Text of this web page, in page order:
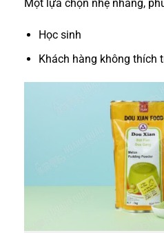
Một lựa chọn nhẹ nhàng,
Học sinh
Khách hàng không thích